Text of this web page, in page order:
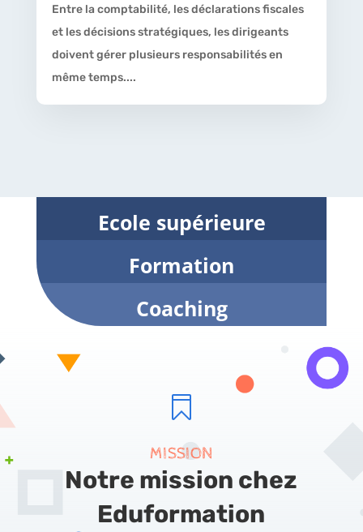
Entre la comptabilité, les déclarations fiscales
et les décisions stratégiques, les dirigeants
doivent gérer plusieurs responsabilités en
même temps....
Ecole supérieure
Formation
Coaching

MISSION
Notre mission chez
Eduformation